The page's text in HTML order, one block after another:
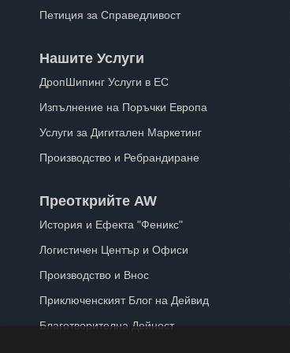
Петиция за Справедливост
Нашите Услуги
ДропШипинг Услуги в ЕС
Изпълнение на Поръчки Европа
Услуги за Дигитален Маркетинг
Производство и Ребрандиране
Преоткрийте AW
История и Ефекта "Феникс"
Логистичен Център и Офиси
Производство и Внос
Приключенският Блог на Дейвид
Благотворителна Дейност